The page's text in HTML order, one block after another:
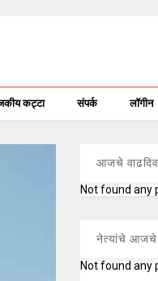
कट्टा संपर्क लॉगीन
आजचे
Not found any
नेत्यांचे आजचे
Not found any